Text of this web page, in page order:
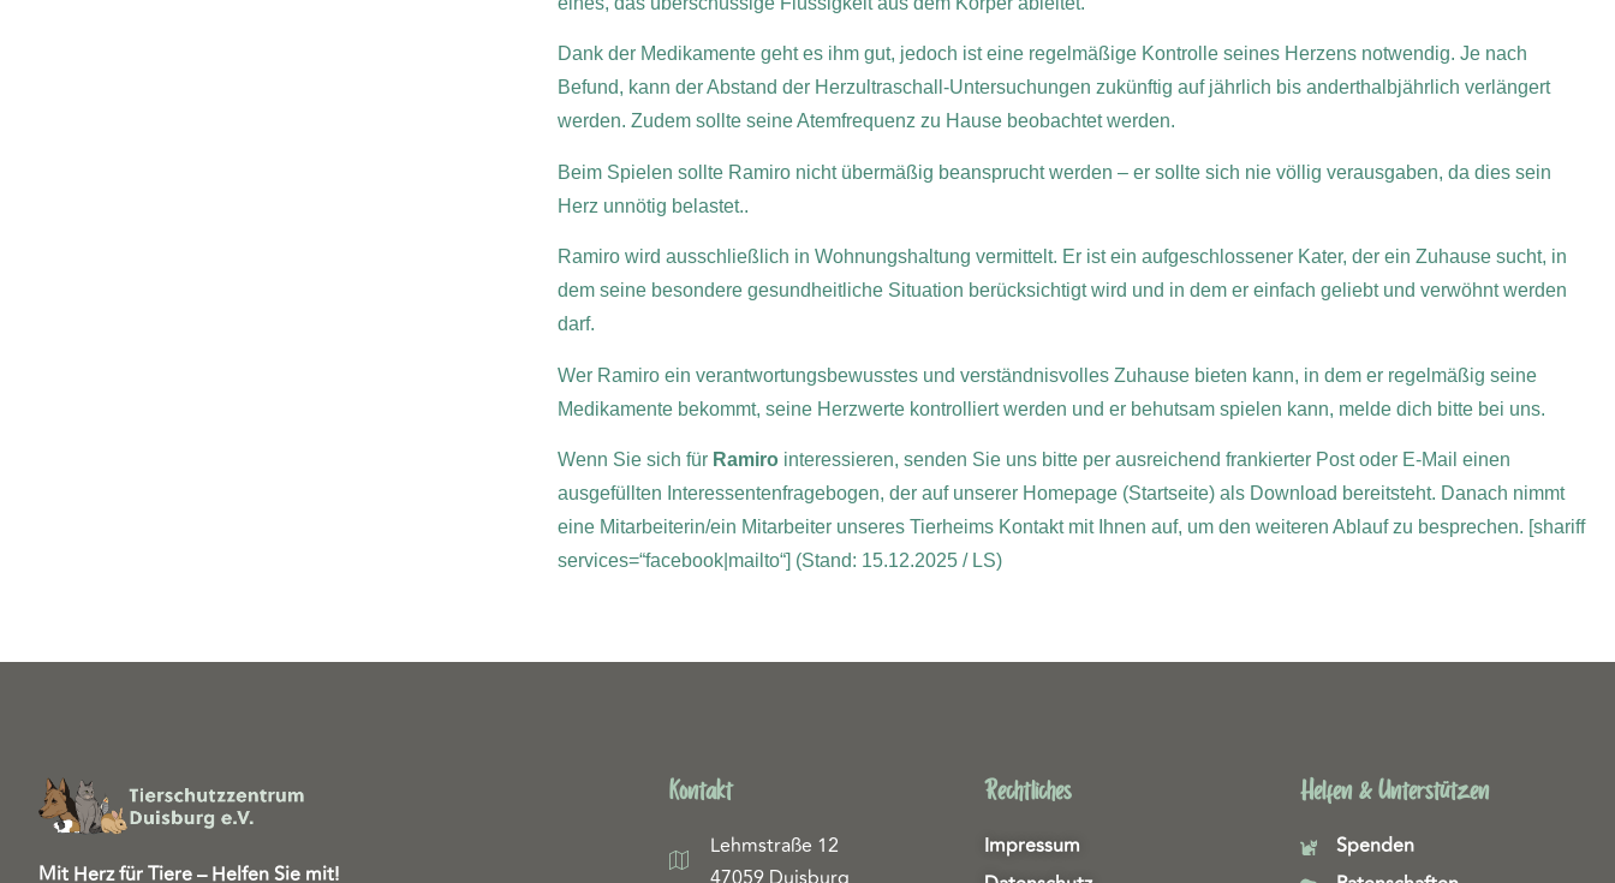
Dank der Medikamente geht es ihm gut, jedoch ist eine regelmäßige Kontrolle seines Herzens notwendig. Je nach
Befund, kann der Abstand der Herzultraschall-Untersuchungen zukünftig auf jährlich bis anderthalbjährlich verlängert
werden. Zudem sollte seine Atemfrequenz zu Hause beobachtet werden.
Beim Spielen sollte Ramiro nicht übermäßig beansprucht werden – er sollte sich nie völlig verausgaben, da dies sein
Herz unnötig belastet..
Ramiro wird ausschließlich in Wohnungshaltung vermittelt. Er ist ein aufgeschlossener Kater, der ein Zuhause sucht, in
dem seine besondere gesundheitliche Situation berücksichtigt wird und in dem er einfach geliebt und verwöhnt werden
darf.
Wer Ramiro ein verantwortungsbewusstes und verständnisvolles Zuhause bieten kann, in dem er regelmäßig seine
Medikamente bekommt, seine Herzwerte kontrolliert werden und er behutsam spielen kann, melde dich bitte bei uns.
Wenn Sie sich fürRamiro interessieren, senden Sie uns bitte per ausreichend frankierter Post oder E-Mail einen
ausgefüllten Interessentenfragebogen, der auf unserer Homepage (Startseite) als Download bereitsteht. Danach nimmt
eine Mitarbeiterin/ein Mitarbeiter unseres Tierheims Kontakt mit Ihnen auf, um den weiteren Ablauf zu besprechen. [shariff
services=“facebook|mailto“] (Stand: 15.12.2025 / LS)
Mit Herz für Tiere – Helfen Sie mit!
Kontakt
Lehmstraße 12
Rechtliches
Impressum
Helfen & Unterstützen
Spenden